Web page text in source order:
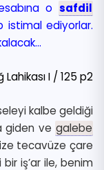
o safdil
istimal ediyorlar.
Lahikası I / 125 p2
kalbe geldiği
giden ve galebe
tecavüze çare
bir iş’ar ile, benim